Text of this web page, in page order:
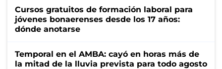
Cursos gratuitos de formación laboral para
jóvenes bonaerenses desde los 17 años:
dónde anotarse
Temporal en el AMBA: cayó en horas más de
la mitad de la lluvia prevista para todo agosto